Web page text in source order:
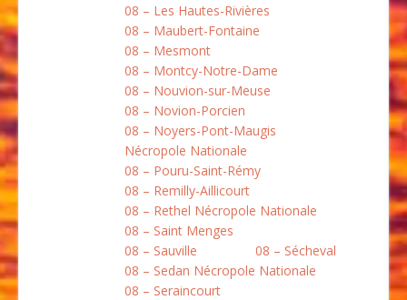
08 – Les Hautes-Rivières
08 – Maubert-Fontaine
08 – Mesmont
08 – Montcy-Notre-Dame
08 – Nouvion-sur-Meuse
08 – Novion-Porcien
08 – Noyers-Pont-Maugis
Nécropole Nationale
08 – Pouru-Saint-Rémy
08 – Remilly-Aillicourt
08 – Rethel Nécropole Nationale
08 – Saint Menges
08 – Sauville
08 – Sécheval
08 – Sedan Nécropole Nationale
08 – Seraincourt